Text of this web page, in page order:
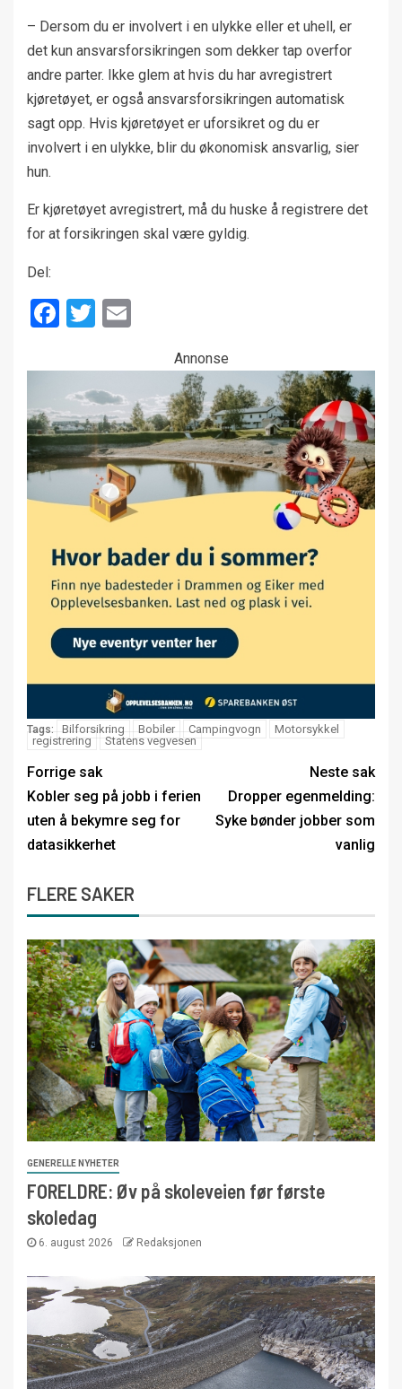
– Dersom du er involvert i en ulykke eller et uhell, er
det kun ansvarsforsikringen som dekker tap overfor
andre parter. Ikke glem at hvis du har avregistrert
kjøretøyet, er også ansvarsforsikringen automatisk
sagt opp. Hvis kjøretøyet er uforsikret og du er
involvert i en ulykke, blir du økonomisk ansvarlig, sier
hun.
Er kjøretøyet avregistrert, må du huske å registrere det
for at forsikringen skal være gyldig.
Del:
Facebook
Twitter
Annonse
Tags: Bilforsikring Bobiler Campingvogn
Motorsykkel
registrering
Statens vegvesen
Forrige sak
Kobler seg på jobb i ferien
uten å bekymre seg for
datasikkerhet
Neste sak
Dropper egenmelding:
Syke bønder jobber som
vanlig
FLERE SAKER
GENERELLE NYHETER
FORELDRE: Øv på skoleveien før første
skoledag
6. august 2026 Redaksjonen